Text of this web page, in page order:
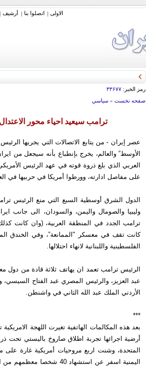
الاولی | اتصلوا بنا | أرشیف |
رمز الخبر: ۳۳۶۷۷
صفحه نخست» سياسي
ترامب سيعيد احياء محور
عصر إيران - من يتابع الاتصالات التي يجريها
الأوسط” والعالم، يخرج بإنطباع بأنه سيجعل من
العربي الذي بلغ ذروة قوته في عهد الرئيس
على مفاصل ادارته، وورطوا أمريكا في حربيها في
الدول الشرق أوسطية السبع التي منع الرئيس
وليبيا والصومال واليمن، والسودان، الى جانب
ترامب الجدد في المنطقة العربية، (وان كانت
كانت تقف في معسكر "الممانعة”، وفي الخندق
الفلسطينية واللبنانية لانهاء احتلالها.
الرئيس ترامب تعمد ان يهاتف ثلاثة قادة من دول
عبد العزيز، والرئيس المصري عبد الفتاح
الأردني الملك عبد الله الثاني في واشنطن.
***
بعد هذه المكالمات الهاتفية تغيرت اللهجة
أرضية اجرائها تجربة اطلاق صاروخ باليستي تحت
المتحدة، وشنت اربع مروحيات أمريكية غارة على
اليمنية اسفر عن استشهاد